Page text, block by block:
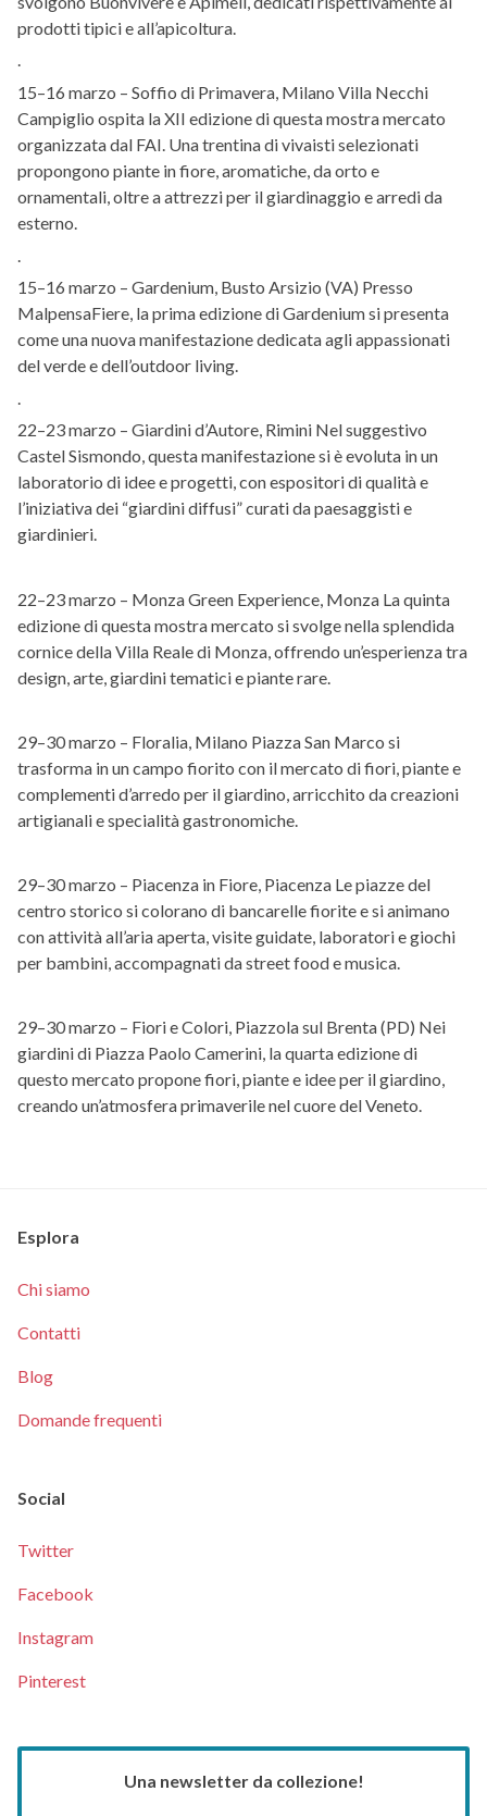
prodotti tipici e all’apicoltura. ​
.
15–16 marzo – Soffio di Primavera, Milano Villa Necchi
Campiglio ospita la XII edizione di questa mostra mercato
organizzata dal FAI. Una trentina di vivaisti selezionati
propongono piante in fiore, aromatiche, da orto e
ornamentali, oltre a attrezzi per il giardinaggio e arredi da
esterno. ​
15–16 marzo – Gardenium, Busto Arsizio (VA) Presso
MalpensaFiere, la prima edizione di Gardenium si presenta
come una nuova manifestazione dedicata agli appassionati
del verde e dell’outdoor living. ​
.
22–23 marzo – Giardini d’Autore, Rimini Nel suggestivo
Castel Sismondo, questa manifestazione si è evoluta in un
laboratorio di idee e progetti, con espositori di qualità e
l’iniziativa dei “giardini diffusi” curati da paesaggisti e
giardinieri.
22–23 marzo – Monza Green Experience, Monza La quinta
edizione di questa mostra mercato si svolge nella splendida
cornice della Villa Reale di Monza, offrendo un’esperienza tra
design, arte, giardini tematici e piante rare.
29–30 marzo – Floralia, Milano Piazza San Marco si
trasforma in un campo fiorito con il mercato di fiori, piante e
complementi d’arredo per il giardino, arricchito da creazioni
artigianali e specialità gastronomiche.
29–30 marzo – Piacenza in Fiore, Piacenza Le piazze del
centro storico si colorano di bancarelle fiorite e si animano
con attività all’aria aperta, visite guidate, laboratori e giochi
per bambini, accompagnati da street food e musica.
29–30 marzo – Fiori e Colori, Piazzola sul Brenta (PD) Nei
giardini di Piazza Paolo Camerini, la quarta edizione di
questo mercato propone fiori, piante e idee per il giardino,
creando un’atmosfera primaverile nel cuore del Veneto. ​
Esplora
Chi siamo
Contatti
Blog
Domande frequenti
Social
Twitter
Facebook
Instagram
Pinterest
Una newsletter da collezione!